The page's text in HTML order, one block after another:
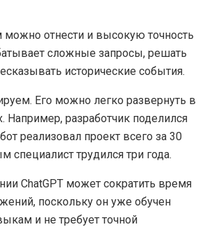
отнести и высокую точность
сложные запросы, решать
исторические события.
Его можно легко развернуть в
Например, разработчик поделился
реализовал проект всего за 30
специалист трудился три года.
ChatGPT может сократить время
поскольку он уже обучен
и не требует точной